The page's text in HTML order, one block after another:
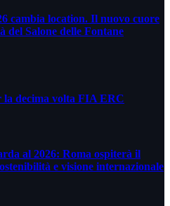
cambia location. Il nuovo cuore
del Salone delle Fontane
decima volta FIA ERC
al 2026: Roma ospiterà il
e visione internazionale